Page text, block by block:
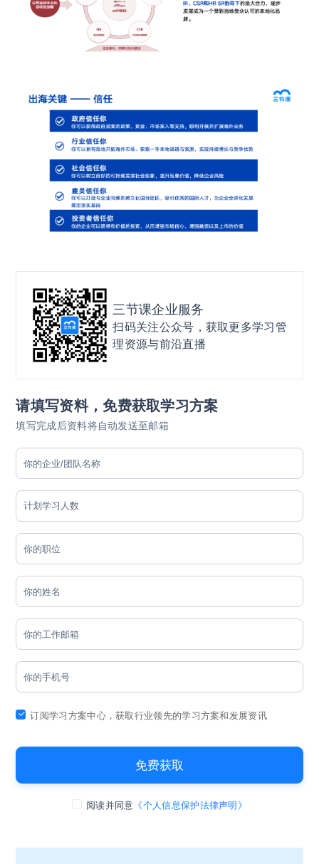
三节课企业服务
扫码关注公众号，获取更多学习管
理资源与前沿直播
请填写资料，免费获取学习方案
填写完成后资料将自动发送至邮箱
订阅学习方案中心，获取行业领先的学习方案和发展资讯
免费获取
阅读并同意 《个人信息保护法律声明》